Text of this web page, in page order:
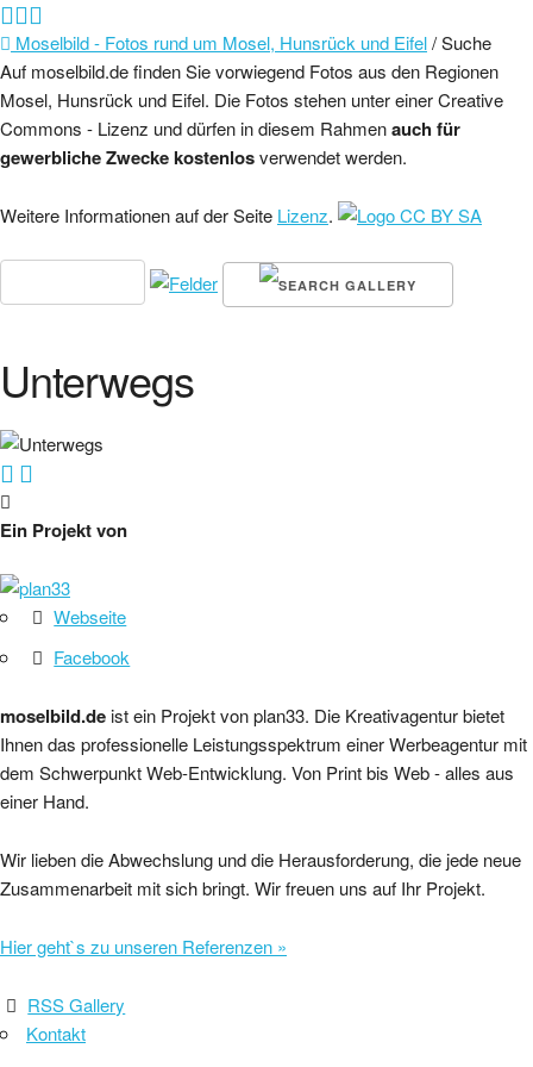
Moselbild - Fotos rund um Mosel, Hunsrück und Eifel/ Suche
Auf moselbild.de finden Sie vorwiegend Fotos aus den Regionen
Mosel, Hunsrück und Eifel. Die Fotos stehen unter einer Creative
Commons - Lizenz und dürfen in diesem Rahmenauch für
gewerbliche Zwecke kostenlosverwendet werden.
Weitere Informationen auf der Seite Lizenz.
Unterwegs
Ein Projekt von
Webseite
Facebook
moselbild.deist ein Projekt von plan33. Die Kreativagentur bietet
Ihnen das professionelle Leistungsspektrum einer Werbeagentur mit
dem Schwerpunkt Web-Entwicklung. Von Print bis Web - alles aus
einer Hand.
Wir lieben die Abwechslung und die Herausforderung, die jede neue
Zusammenarbeit mit sich bringt. Wir freuen uns auf Ihr Projekt.
Hier geht`s zu unseren Referenzen »
RSS Gallery
Kontakt